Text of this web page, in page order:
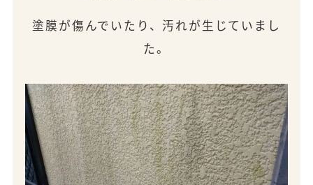
塗膜が傷んでいたり、汚れが生じていまし
た。